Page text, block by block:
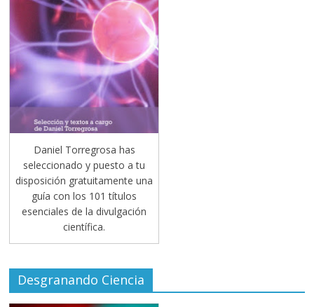
Daniel Torregrosa has
seleccionado y puesto a tu
disposición gratuitamente una
guía con los 101 títulos
esenciales de la divulgación
científica.
Desgranando Ciencia